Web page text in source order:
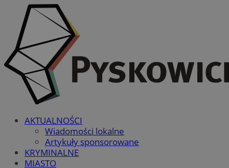
AKTUALNOŚCI
Wiadomości lokalne
Artykuły sponsorowane
KRYMINALNE
MIASTO